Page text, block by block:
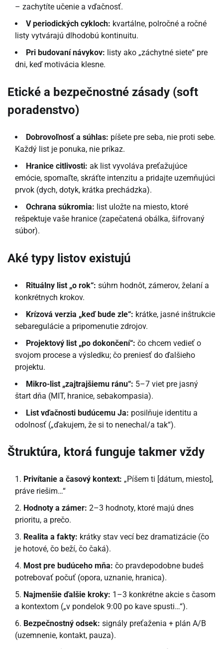
– zachytíte učenie a vďačnosť.
V periodických cykloch: kvartálne, polročné a ročné
listy vytvárajú dlhodobú kontinuitu.
Pri budovaní návykov: listy ako „záchytné siete“ pre
dni, keď motivácia klesne.
Etické a bezpečnostné zásady (soft
poradenstvo)
Dobrovoľnosť a súhlas: píšete pre seba, nie proti sebe.
Každý list je ponuka, nie príkaz.
Hranice citlivosti: ak list vyvoláva preťažujúce
emócie, spomaľte, skráťte intenzitu a pridajte uzemňujúci
prvok (dych, dotyk, krátka prechádzka).
Ochrana súkromia: list uložte na miesto, ktoré
rešpektuje vaše hranice (zapečatená obálka, šifrovaný
súbor).
Aké typy listov existujú
Rituálny list „o rok“: súhrn hodnôt, zámerov, želaní a
konkrétnych krokov.
Krízová verzia „keď bude zle“: krátke, jasné inštrukcie
sebaregulácie a pripomenutie zdrojov.
Projektový list „po dokončení“: čo chcem vedieť o
svojom procese a výsledku; čo preniesť do ďalšieho
projektu.
Mikro-list „zajtrajšiemu ránu“: 5–7 viet pre jasný
štart dňa (MIT, hranice, sebakompasia).
List vďačnosti budúcemu Ja: posilňuje identitu a
odolnosť („ďakujem, že si to nenechal/a tak“).
Štruktúra, ktorá funguje takmer vždy
Privítanie a časový kontext: „Píšem ti [dátum, miesto],
práve riešim…“
Hodnoty a zámer: 2–3 hodnoty, ktoré majú dnes
prioritu, a prečo.
Realita a fakty: krátky stav vecí bez dramatizácie (čo
je hotové, čo beží, čo čaká).
Most pre budúceho mňa: čo pravdepodobne budeš
potrebovať počuť (opora, uznanie, hranica).
Najmenšie ďalšie kroky: 1–3 konkrétne akcie s časom
a kontextom („v pondelok 9:00 po kave spusti…“).
Bezpečnostný odsek: signály preťaženia + plán A/B
(uzemnenie, kontakt, pauza).